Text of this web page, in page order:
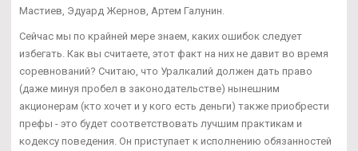
Мастиев, Эдуард Жернов, Артем Галунин.
Сейчас мы по крайней мере знаем, каких ошибок следует
избегать. Как вы считаете, этот факт на них не давит во время
соревнований? Считаю, что Уралкалий должен дать право
(даже минуя пробел в законодательстве) нынешним
акционерам (кто хочет и у кого есть деньги) также приобрести
префы - это будет соответствовать лучшим практикам и
кодексу поведения. Он приступает к исполнению обязанностей